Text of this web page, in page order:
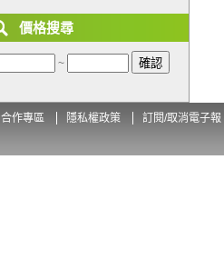
價格搜尋
~
合作專區 隱私權政策 訂閱/取消電子報